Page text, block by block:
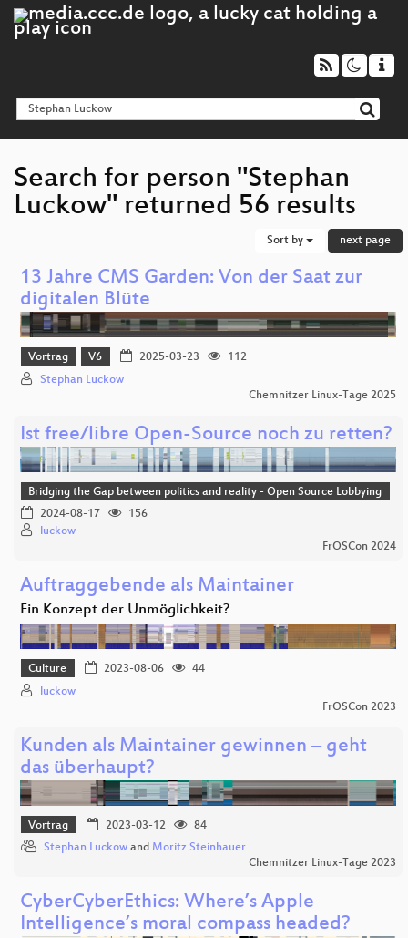
Search for person "Stephan
Luckow" returned 56 results
Sort by next page
13 Jahre CMS Garden: Von der Saat zur
digitalen Blüte
Vortrag V6 2025-03-23
112
Stephan Luckow
Chemnitzer Linux-Tage 2025
Ist free/libre Open-Source noch zu retten?
Bridging the Gap between politics and reality - Open Source Lobbying
2024-08-17
156
luckow
FrOSCon 2024
Auftraggebende als Maintainer
Ein Konzept der Unmöglichkeit?
Culture 2023-08-06
44
luckow
FrOSCon 2023
Kunden als Maintainer gewinnen – geht
das überhaupt?
Vortrag 2023-03-12
84
Stephan Luckow and Moritz Steinhauer
Chemnitzer Linux-Tage 2023
CyberCyberEthics: Where’s Apple
Intelligence’s moral compass headed?